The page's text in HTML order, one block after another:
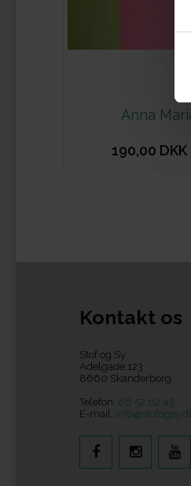
Anna
190,00
Kontakt os
Stof og Sy
Adelgade 123
8660 Skanderborg
Telefon: 86 52 02 45
E-mail: